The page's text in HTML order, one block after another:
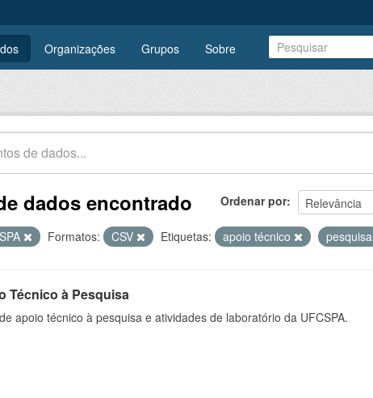
Organizações Grupos Sobre
Ordenar por
dados encontrado
Formatos: CSV Etiquetas: apoio técnico pesquisa
Técnico à Pesquisa
apoio técnico à pesquisa e atividades de laboratório da UFCSPA.